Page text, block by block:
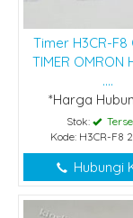
Timer H3CR-F8
TIMER OMRON
....
*Harga
Stok:
Kode: H3CR-F8
Hubungi